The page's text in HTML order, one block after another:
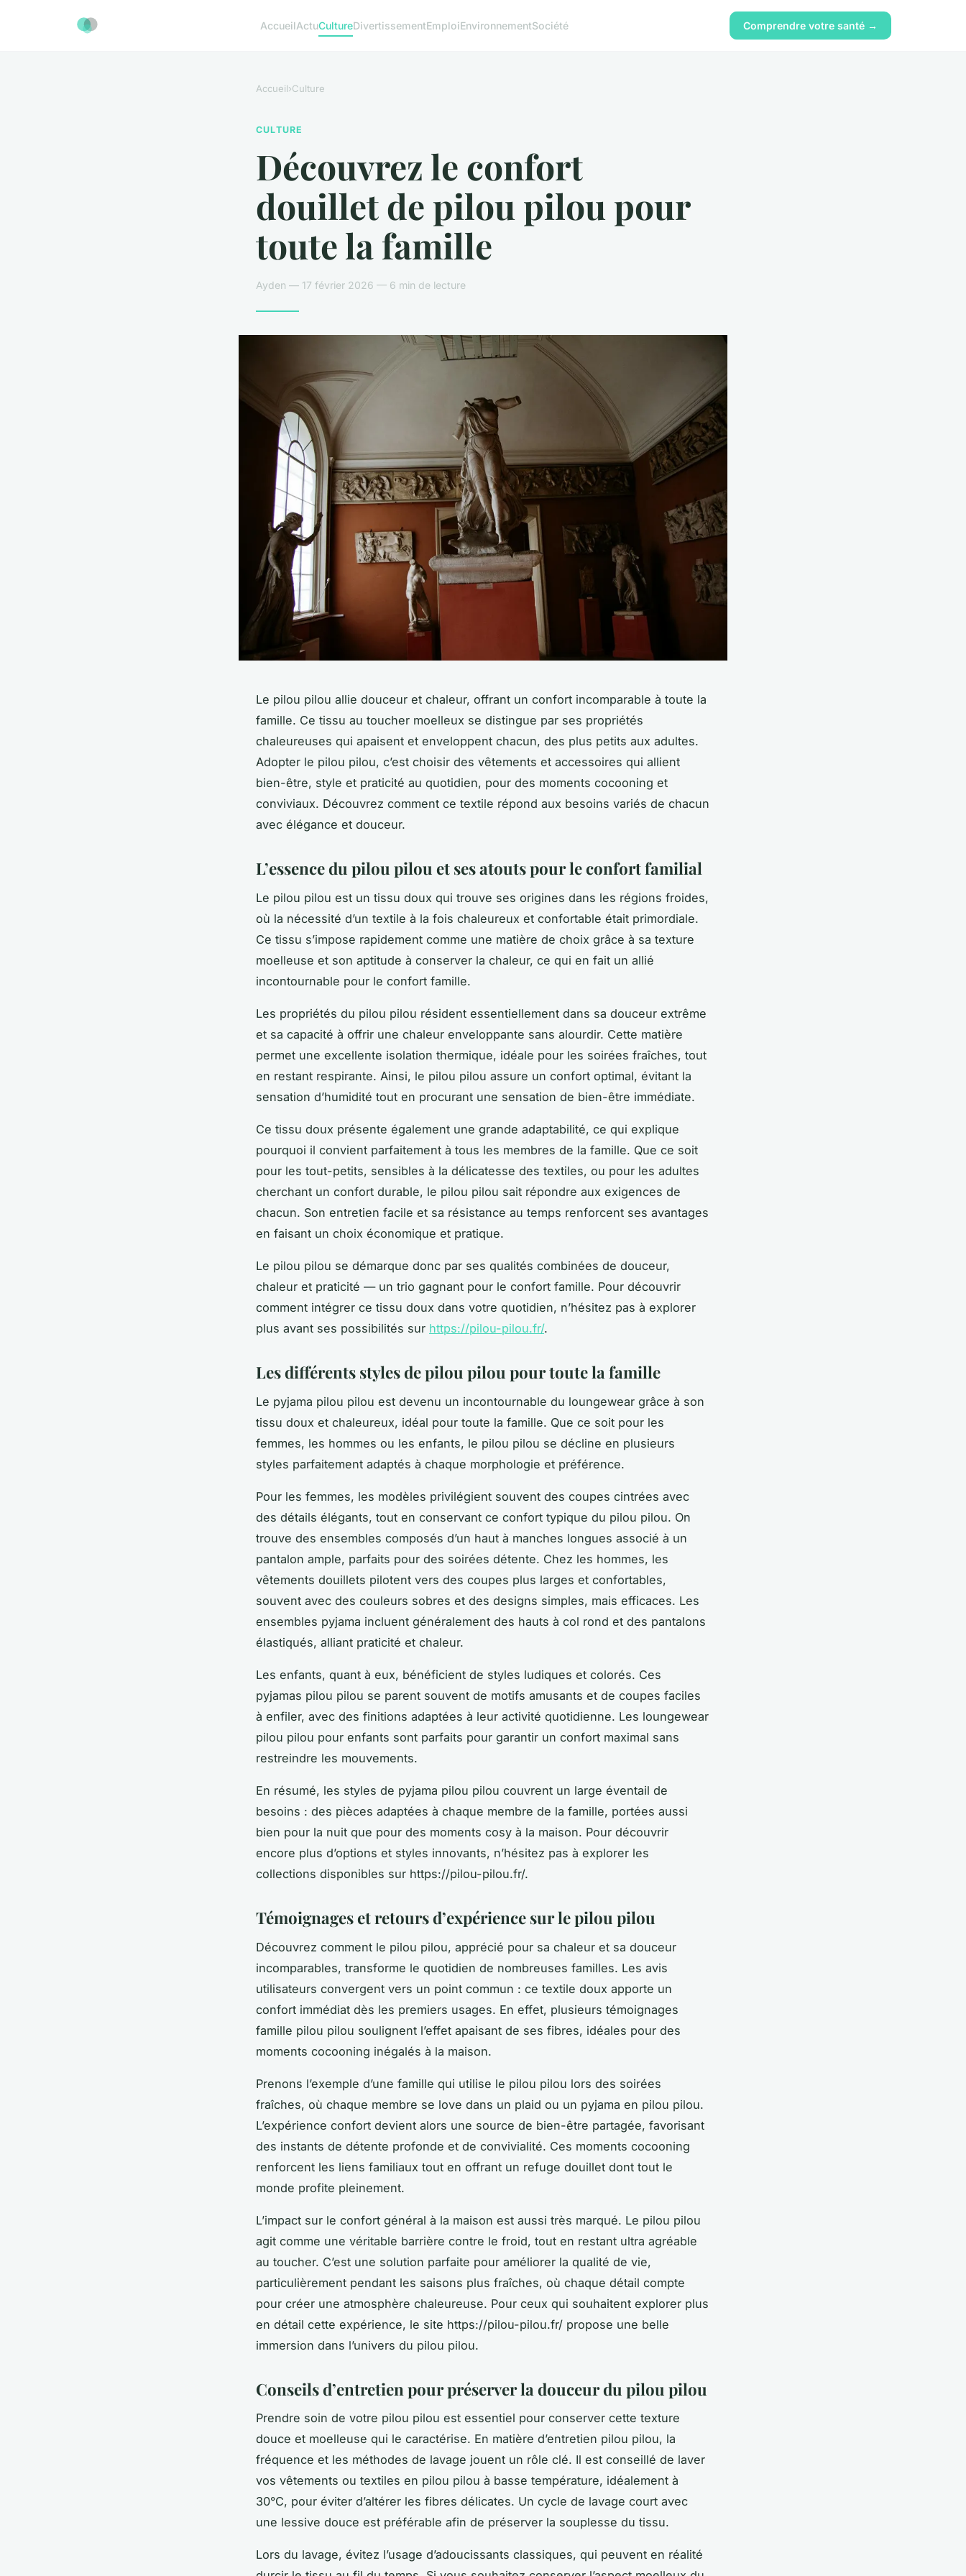
AccueilActuCultureDivertissementEmploiEnvironnementSociété Comprendre votre santé →
Accueil›Culture
CULTURE
Découvrez le confort
douillet de pilou pilou pour
toute la famille
Ayden — 17 février 2026 — 6 min de lecture
Le pilou pilou allie douceur et chaleur, offrant un confort incomparable à toute la
famille. Ce tissu au toucher moelleux se distingue par ses propriétés
chaleureuses qui apaisent et enveloppent chacun, des plus petits aux adultes.
Adopter le pilou pilou, c’est choisir des vêtements et accessoires qui allient
bien-être, style et praticité au quotidien, pour des moments cocooning et
conviviaux. Découvrez comment ce textile répond aux besoins variés de chacun
avec élégance et douceur.
L’essence du pilou pilou et ses atouts pour le confort familial
Le pilou pilou est un tissu doux qui trouve ses origines dans les régions froides,
où la nécessité d’un textile à la fois chaleureux et confortable était primordiale.
Ce tissu s’impose rapidement comme une matière de choix grâce à sa texture
moelleuse et son aptitude à conserver la chaleur, ce qui en fait un allié
incontournable pour le confort famille.
Les propriétés du pilou pilou résident essentiellement dans sa douceur extrême
et sa capacité à offrir une chaleur enveloppante sans alourdir. Cette matière
permet une excellente isolation thermique, idéale pour les soirées fraîches, tout
en restant respirante. Ainsi, le pilou pilou assure un confort optimal, évitant la
sensation d’humidité tout en procurant une sensation de bien-être immédiate.
Ce tissu doux présente également une grande adaptabilité, ce qui explique
pourquoi il convient parfaitement à tous les membres de la famille. Que ce soit
pour les tout-petits, sensibles à la délicatesse des textiles, ou pour les adultes
cherchant un confort durable, le pilou pilou sait répondre aux exigences de
chacun. Son entretien facile et sa résistance au temps renforcent ses avantages
en faisant un choix économique et pratique.
Le pilou pilou se démarque donc par ses qualités combinées de douceur,
chaleur et praticité — un trio gagnant pour le confort famille. Pour découvrir
comment intégrer ce tissu doux dans votre quotidien, n’hésitez pas à explorer
plus avant ses possibilités sur https://pilou-pilou.fr/.
Les différents styles de pilou pilou pour toute la famille
Le pyjama pilou pilou est devenu un incontournable du loungewear grâce à son
tissu doux et chaleureux, idéal pour toute la famille. Que ce soit pour les
femmes, les hommes ou les enfants, le pilou pilou se décline en plusieurs
styles parfaitement adaptés à chaque morphologie et préférence.
Pour les femmes, les modèles privilégient souvent des coupes cintrées avec
des détails élégants, tout en conservant ce confort typique du pilou pilou. On
trouve des ensembles composés d’un haut à manches longues associé à un
pantalon ample, parfaits pour des soirées détente. Chez les hommes, les
vêtements douillets pilotent vers des coupes plus larges et confortables,
souvent avec des couleurs sobres et des designs simples, mais efficaces. Les
ensembles pyjama incluent généralement des hauts à col rond et des pantalons
élastiqués, alliant praticité et chaleur.
Les enfants, quant à eux, bénéficient de styles ludiques et colorés. Ces
pyjamas pilou pilou se parent souvent de motifs amusants et de coupes faciles
à enfiler, avec des finitions adaptées à leur activité quotidienne. Les loungewear
pilou pilou pour enfants sont parfaits pour garantir un confort maximal sans
restreindre les mouvements.
En résumé, les styles de pyjama pilou pilou couvrent un large éventail de
besoins : des pièces adaptées à chaque membre de la famille, portées aussi
bien pour la nuit que pour des moments cosy à la maison. Pour découvrir
encore plus d’options et styles innovants, n’hésitez pas à explorer les
collections disponibles sur https://pilou-pilou.fr/.
Témoignages et retours d’expérience sur le pilou pilou
Découvrez comment le pilou pilou, apprécié pour sa chaleur et sa douceur
incomparables, transforme le quotidien de nombreuses familles. Les avis
utilisateurs convergent vers un point commun : ce textile doux apporte un
confort immédiat dès les premiers usages. En effet, plusieurs témoignages
famille pilou pilou soulignent l’effet apaisant de ses fibres, idéales pour des
moments cocooning inégalés à la maison.
Prenons l’exemple d’une famille qui utilise le pilou pilou lors des soirées
fraîches, où chaque membre se love dans un plaid ou un pyjama en pilou pilou.
L’expérience confort devient alors une source de bien-être partagée, favorisant
des instants de détente profonde et de convivialité. Ces moments cocooning
renforcent les liens familiaux tout en offrant un refuge douillet dont tout le
monde profite pleinement.
L’impact sur le confort général à la maison est aussi très marqué. Le pilou pilou
agit comme une véritable barrière contre le froid, tout en restant ultra agréable
au toucher. C’est une solution parfaite pour améliorer la qualité de vie,
particulièrement pendant les saisons plus fraîches, où chaque détail compte
pour créer une atmosphère chaleureuse. Pour ceux qui souhaitent explorer plus
en détail cette expérience, le site https://pilou-pilou.fr/ propose une belle
immersion dans l’univers du pilou pilou.
Conseils d’entretien pour préserver la douceur du pilou pilou
Prendre soin de votre pilou pilou est essentiel pour conserver cette texture
douce et moelleuse qui le caractérise. En matière d’entretien pilou pilou, la
fréquence et les méthodes de lavage jouent un rôle clé. Il est conseillé de laver
vos vêtements ou textiles en pilou pilou à basse température, idéalement à
30°C, pour éviter d’altérer les fibres délicates. Un cycle de lavage court avec
une lessive douce est préférable afin de préserver la souplesse du tissu.
Lors du lavage, évitez l’usage d’adoucissants classiques, qui peuvent en réalité